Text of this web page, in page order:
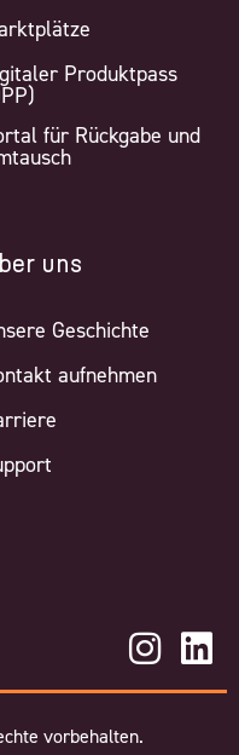
Produktpass
für Rückgabe und
uns
Geschichte
aufnehmen
vorbehalten.